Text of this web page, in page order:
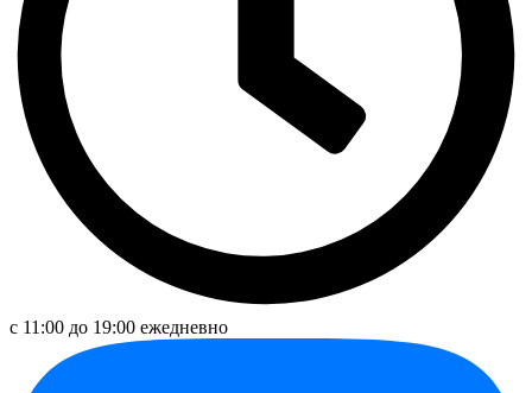
с 11:00 до 19:00 ежедневно